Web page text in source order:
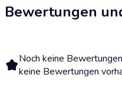
Bewertungen
Noch keine
keine Bewertungen